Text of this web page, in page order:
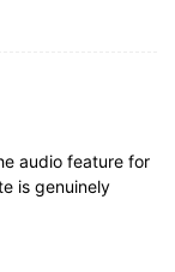
audio feature for
is genuinely